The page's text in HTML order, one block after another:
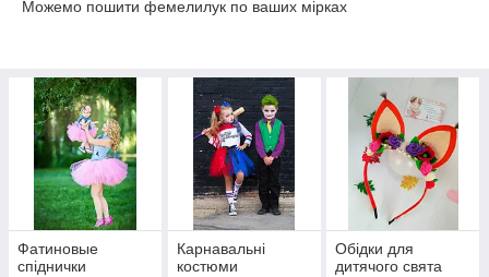
Можемо пошити фемелилук по ваших мірках
Фатиновые
спіднички
Карнавальні
костюми
Обідки для
дитячого свята